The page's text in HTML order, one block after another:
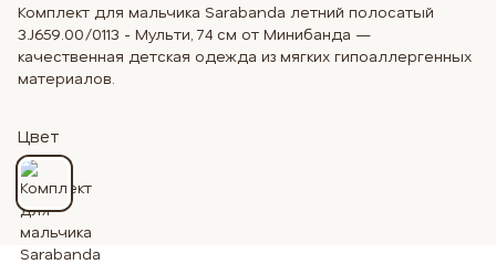
Комплект для мальчика Sarabanda летний полосатый
3.J659.00/0113 - Мульти, 74 см от Минибанда —
качественная детская одежда из мягких гипоаллергенных
материалов.
Цвет